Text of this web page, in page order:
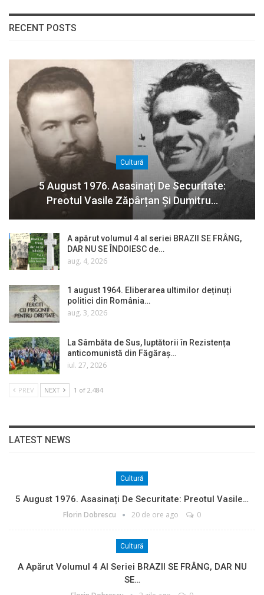
RECENT POSTS
Cultură
5 August 1976. Asasinați De Securitate:
Preotul Vasile Zăpârțan Și Dumitru…
A apărut volumul 4 al seriei BRAZII SE FRÂNG,
DAR NU SE ÎNDOIESC de…
aug. 4, 2026
1 august 1964. Eliberarea ultimilor deținuți
politici din România…
aug. 3, 2026
La Sâmbăta de Sus, luptătorii în Rezistența
anticomunistă din Făgăraș…
iul. 27, 2026
PREV NEXT 1 of 2.484
LATEST NEWS
Cultură
5 August 1976. Asasinați De Securitate: Preotul Vasile…
Florin Dobrescu 20 de ore ago 0
Cultură
A Apărut Volumul 4 Al Seriei BRAZII SE FRÂNG, DAR NU
SE…